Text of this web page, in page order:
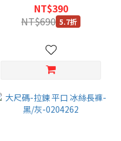
NT$390
NT$690 5.7折